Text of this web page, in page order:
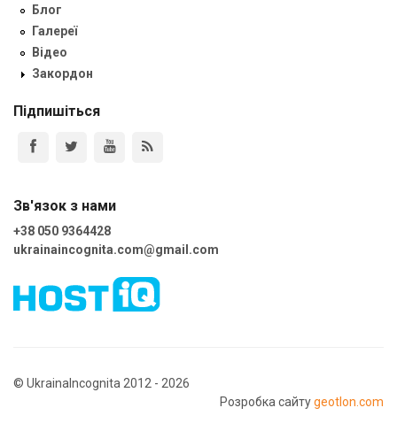
Блог
Галереї
Відео
Закордон
Підпишіться
Зв'язок з нами
+38 050 9364428
ukrainaincognita.com@gmail.com
© UkrainaIncognita 2012 - 2026
Розробка сайтуgeotlon.com